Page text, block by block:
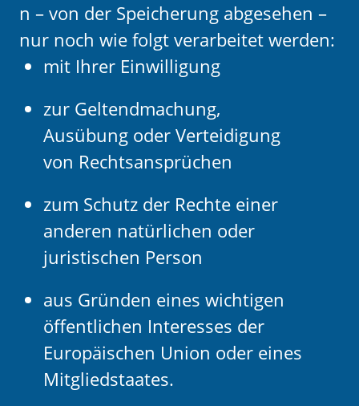
n – von der Speicherung abgesehen –
nur noch wie folgt verarbeitet werden:
mit Ihrer Einwilligung
zur Geltendmachung,
Ausübung oder Verteidigung
von Rechtsansprüchen
zum Schutz der Rechte einer
anderen natürlichen oder
juristischen Person
aus Gründen eines wichtigen
öffentlichen Interesses der
Europäischen Union oder eines
Mitgliedstaates.